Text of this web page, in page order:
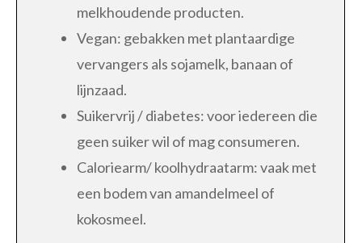
melkhoudende producten.
Vegan: gebakken met plantaardige
vervangers als sojamelk, banaan of
lijnzaad.
Suikervrij / diabetes: voor iedereen die
geen suiker wil of mag consumeren.
Caloriearm/ koolhydraatarm: vaak met
een bodem van amandelmeel of
kokosmeel.